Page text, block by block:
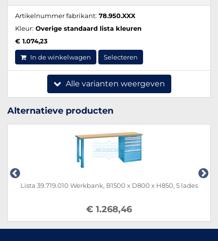
Artikelnummer fabrikant: 78.950.XXX
Kleur: Overige standaard lista kleuren
€ 1.074,23
In de winkelwagen Selecteren
Alle varianten weergeven
Alternatieve producten
Lista 39.719.010 Werkbank, B1500 x D800 x H850, 5 lades
€ 1.268,46